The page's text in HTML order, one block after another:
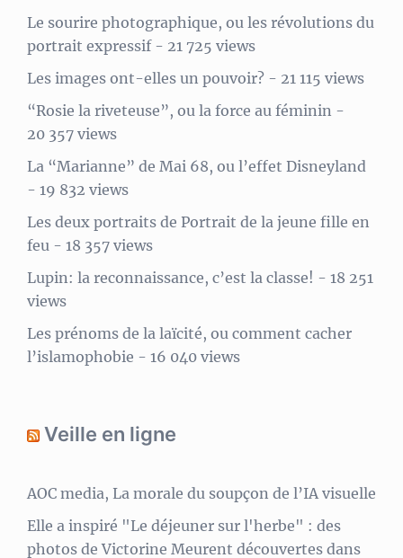
Le sourire photographique, ou les révolutions du
portrait expressif- 21 725 views
Les images ont-elles un pouvoir? - 21 115 views
“Rosie la riveteuse”, ou la force au féminin -
20 357 views
La “Marianne” de Mai 68, ou l’effet Disneyland
- 19 832 views
Les deux portraits de Portrait de la jeune fille en
feu - 18 357 views
Lupin: la reconnaissance, c’est la classe! - 18 251
views
Les prénoms de la laïcité, ou comment cacher
l’islamophobie - 16 040 views
Veille en ligne
AOC media, La morale du soupçon de l’IA visuelle
Elle a inspiré "Le déjeuner sur l'herbe" : des
photos de Victorine Meurent découvertes dans